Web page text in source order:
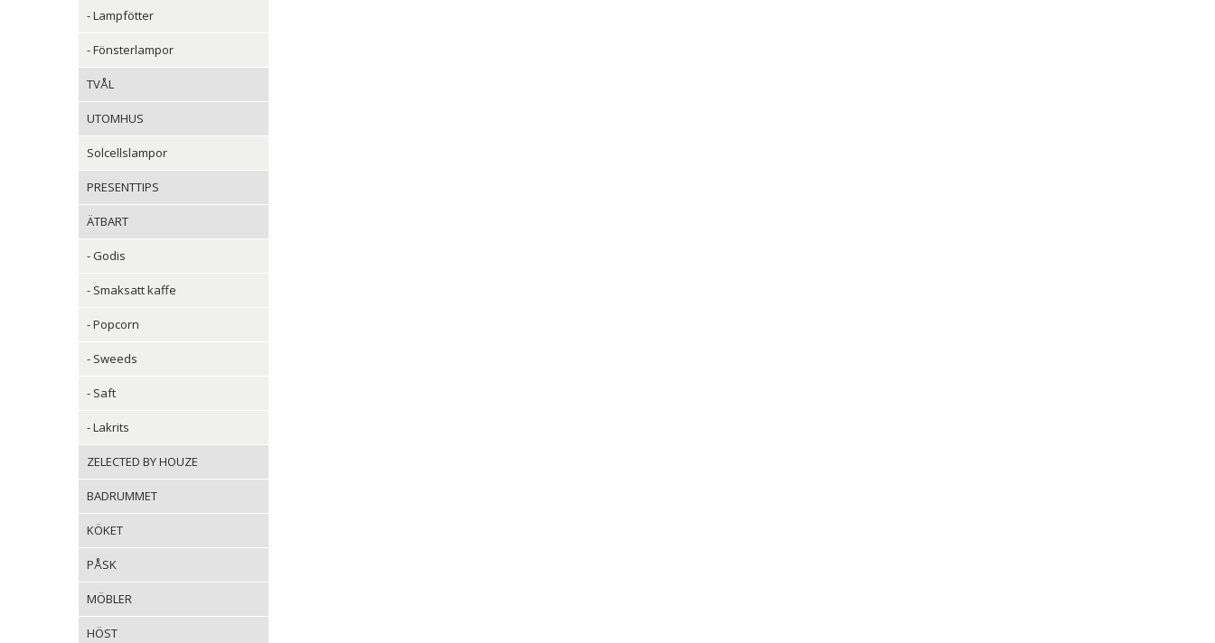
- Lampfötter
- Fönsterlampor
TVÅL
UTOMHUS
Solcellslampor
PRESENTTIPS
ÄTBART
- Godis
- Smaksatt kaffe
- Popcorn
- Sweeds
- Saft
- Lakrits
ZELECTED BY HOUZE
BADRUMMET
KÖKET
PÅSK
MÖBLER
HÖST